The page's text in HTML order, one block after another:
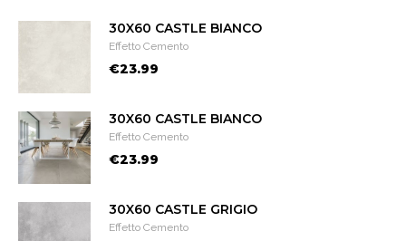
30X60 CASTLE BIANCO
Effetto Cemento
€23.99
30X60 CASTLE BIANCO
Effetto Cemento
€23.99
30X60 CASTLE GRIGIO
Effetto Cemento